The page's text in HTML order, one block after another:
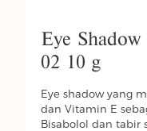
Eye
02 10 g
Eye shadow yang
dan Vitamin E
Bisabolol dan tabir